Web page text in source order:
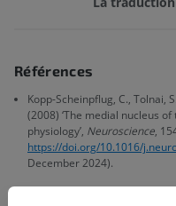
Références
Kopp-Scheinpflug, C., Tolnai,
(2008) ‘The medial nucleus
physiology’, Neuroscience,
https://doi.org/10.1016/
December 2024).